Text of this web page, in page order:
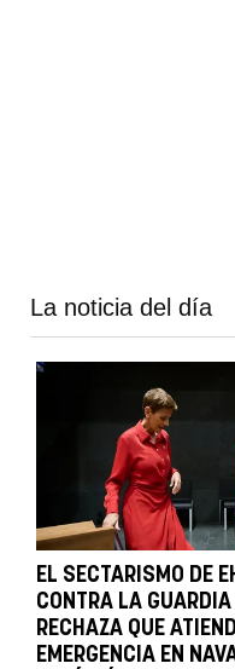
La noticia del día
EL SECTARISMO DE
CONTRA LA
RECHAZA QUE
EMERGENCIA EN